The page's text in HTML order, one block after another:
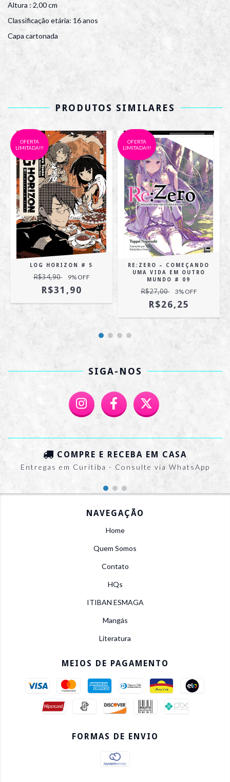
Altura : 2,00 cm
Classificação etária: 16 anos
Capa cartonada
PRODUTOS SIMILARES
OFERTA
LIMITADA!!!
LOG HORIZON # 5
R$34,90 9% OFF
R$31,90
OFERTA
LIMITADA!!!
RE:ZERO – COMEÇANDO
UMA VIDA EM OUTRO
MUNDO # 09
R$27,00 3% OFF
R$26,25
SIGA-NOS
COMPRE E RECEBA EM CASA
Entregas em Curitiba - Consulte via WhatsApp
NAVEGAÇÃO
Home
Quem Somos
Contato
HQs
ITIBAN ESMAGA
Mangás
Literatura
MEIOS DE PAGAMENTO
FORMAS DE ENVIO